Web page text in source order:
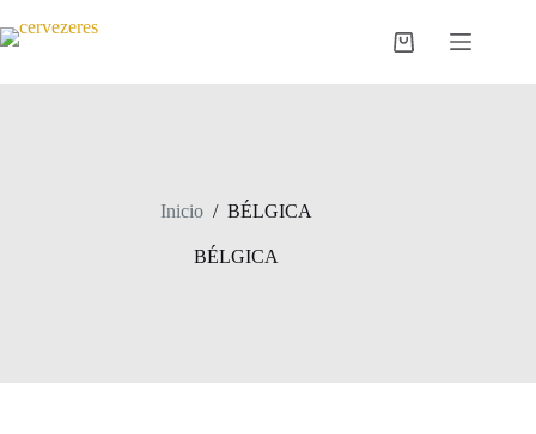
al
contenido
Carro
Inicio / BÉLGICA
BÉLGICA